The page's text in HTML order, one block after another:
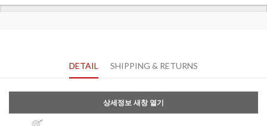
DETAIL SHIPPING & RETURNS
상세정보 새창 열기